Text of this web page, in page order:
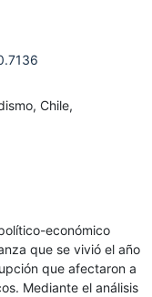
Chile,
económico
que se vivió el año
que afectaron a
Mediante el análisis